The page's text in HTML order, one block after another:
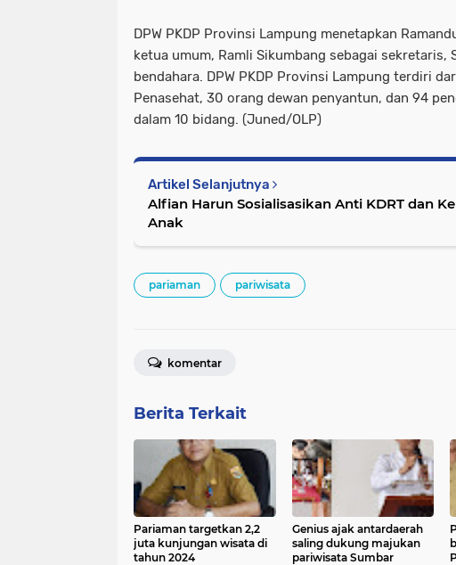
DPW PKDP Provinsi Lampung menetapkan
ketua umum, Ramli Sikumbang sebagai sekretaris,
bendahara. DPW PKDP Provinsi Lampung terdiri
Penasehat, 30 orang dewan penyantun, dan 94
dalam 10 bidang. (Juned/OLP)
Artikel Selanjutnya
Alfian Harun Sosialisasikan Anti KDRT dan
Anak
pariaman pariwisata
komentar
Berita Terkait
Pariaman targetkan 2,2
juta kunjungan wisata di
tahun 2024
Genius ajak antardaerah
saling dukung majukan
pariwisata Sumbar